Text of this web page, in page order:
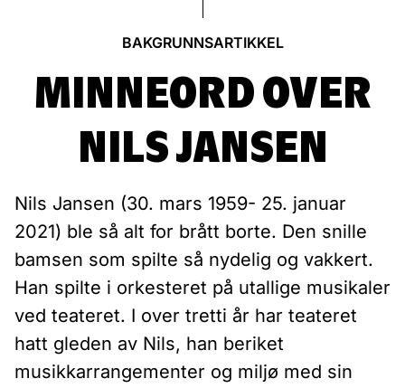
BAKGRUNNSARTIKKEL
MINNEORD OVER
NILS JANSEN
Nils Jansen (30. mars 1959- 25. januar
2021) ble så alt for brått borte. Den snille
bamsen som spilte så nydelig og vakkert.
Han spilte i orkesteret på utallige musikaler
ved teateret. I over tretti år har teateret
hatt gleden av Nils, han beriket
musikkarrangementer og miljø med sin